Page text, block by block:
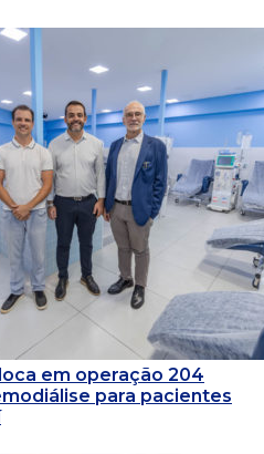
em operação 204
para pacientes